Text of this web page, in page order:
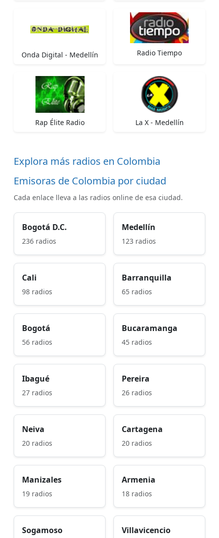
Onda Digital - Medellín Radio Tiempo
Rap Élite Radio La X - Medellín
Explora más radios en Colombia
Emisoras de Colombia por ciudad
Cada enlace lleva a las radios online de esa ciudad.
Bogotá D.C.
236 radios
Medellín
123 radios
Cali
98 radios
Barranquilla
65 radios
Bogotá
56 radios
Bucaramanga
45 radios
Ibagué
27 radios
Pereira
26 radios
Neiva
20 radios
Cartagena
20 radios
Manizales
19 radios
Armenia
18 radios
Sogamoso Villavicencio